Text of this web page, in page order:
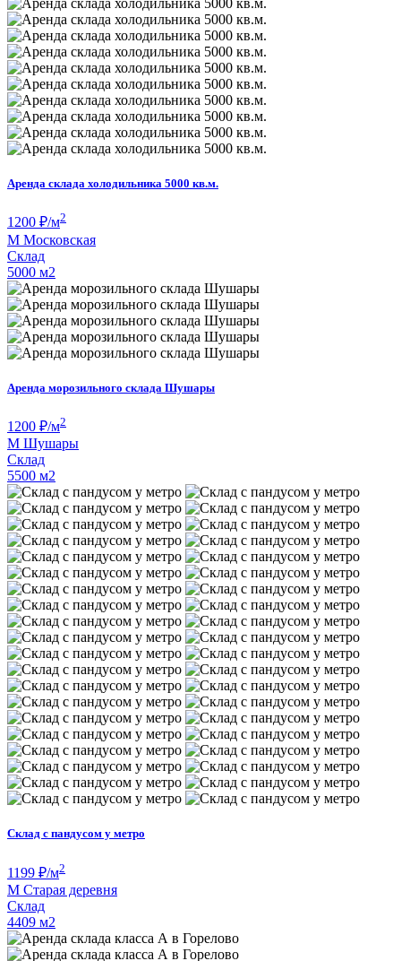
Аренда склада холодильника 5000 кв.м.
1200 ₽/м2
М Московская
Склад
5000 м2
Аренда морозильного склада Шушары
1200 ₽/м2
М Шушары
Склад
5500 м2
Склад с пандусом у метро
1199 ₽/м2
М Старая деревня
Склад
4409 м2